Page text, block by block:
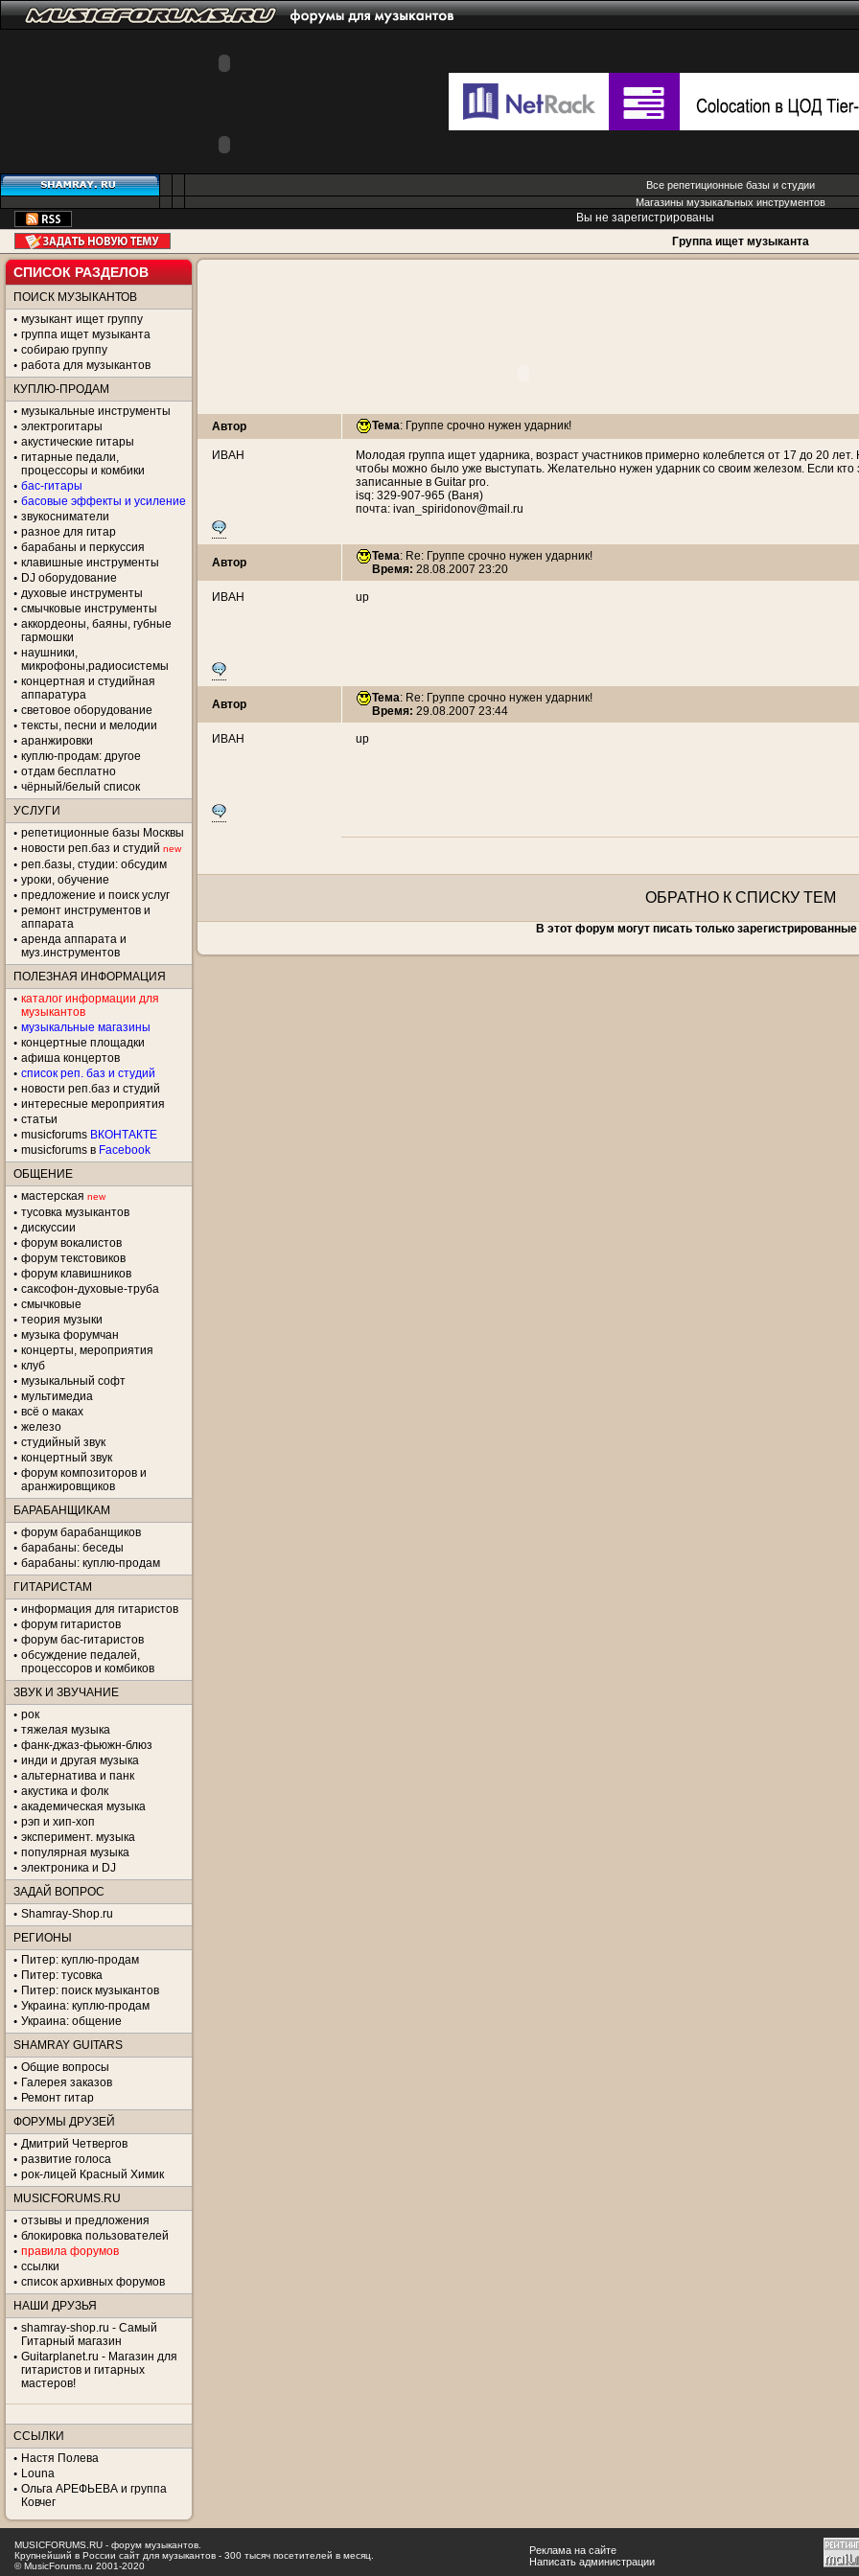
Все репетиционные базы и студии
Магазины музыкальных инструментов
Вы не зарегистрированы
Группа ищет музыканта
СПИСОК РАЗДЕЛОВ
ПОИСК МУЗЫКАНТОВ
музыкант ищет группу
группа ищет музыканта
собираю группу
работа для музыкантов
КУПЛЮ-ПРОДАМ
музыкальные инструменты
электрогитары
акустические гитары
гитарные педали,
процессоры и комбики
бас-гитары
басовые эффекты и усиление
звукосниматели
разное для гитар
барабаны и перкуссия
клавишные инструменты
DJ оборудование
духовые инструменты
смычковые инструменты
аккордеоны, баяны, губные
гармошки
наушники,
микрофоны,радиосистемы
концертная и студийная
аппаратура
световое оборудование
тексты, песни и мелодии
аранжировки
куплю-продам: другое
отдам бесплатно
чёрный/белый список
УСЛУГИ
репетиционные базы Москвы
новости реп.баз и студий new
реп.базы, студии: обсудим
уроки, обучение
предложение и поиск услуг
ремонт инструментов и
аппарата
аренда аппарата и
муз.инструментов
ПОЛЕЗНАЯ ИНФОРМАЦИЯ
каталог информации для
музыкантов
музыкальные магазины
концертные площадки
aфиша концертов
список реп. баз и студий
новости реп.баз и студий
интересные мероприятия
статьи
musicforums ВКОНТАКТЕ
musicforums в Facebook
ОБЩЕНИЕ
мастерская new
тусовка музыкантов
дискуссии
форум вокалистов
форум текстовиков
форум клавишников
саксофон-духовые-труба
смычковые
теория музыки
музыка форумчан
концерты, мероприятия
клуб
музыкальный софт
мультимедиа
всё о маках
железо
студийный звук
концертный звук
форум композиторов и
аранжировщиков
БАРАБАНЩИКАМ
форум барабанщиков
барабаны: беседы
барабаны: куплю-продам
ГИТАРИСТАМ
информация для гитаристов
форум гитаристов
форум бас-гитаристов
обсуждение педалей,
процессоров и комбиков
ЗВУК И ЗВУЧАНИЕ
рок
тяжелая музыка
фанк-джаз-фьюжн-блюз
инди и другая музыка
альтернатива и панк
акустика и фолк
академическая музыка
рэп и хип-хоп
эксперимент. музыка
популярная музыка
электроника и DJ
ЗАДАЙ ВОПРОС
Shamray-Shop.ru
РЕГИОНЫ
Питер: куплю-продам
Питер: тусовка
Питер: поиск музыкантов
Украина: куплю-продам
Украина: общение
SHAMRAY GUITARS
Общие вопросы
Галерея заказов
Ремонт гитар
ФОРУМЫ ДРУЗЕЙ
Дмитрий Четвергов
развитие голоса
рок-лицей Красный Химик
MUSICFORUMS.RU
отзывы и предложения
блокировка пользователей
правила форумов
ссылки
список архивных форумов
НАШИ ДРУЗЬЯ
shamray-shop.ru - Самый
Гитарный магазин
Guitarplanet.ru - Магазин для
гитаристов и гитарных
мастеров!
ССЫЛКИ
Настя Полева
Louna
Ольга АРЕФЬЕВА и группа
Ковчег
Автор Тема: Группе срочно нужен ударник!
ИВАН
Молодая группа ищет ударника, возраст участников примерно колеблется от 17 до 20
чтобы можно было уже выступать. Желательно нужен ударник со своим железом. Если
записанные в Guitar pro.
isq: 329-907-965 (Ваня)
почта: ivan_spiridonov@mail.ru
Автор Тема: Re: Группе срочно нужен ударник!
Время: 28.08.2007 23:20
ИВАН up
Автор Тема: Re: Группе срочно нужен ударник!
Время: 29.08.2007 23:44
ИВАН up
ОБРАТНО К СПИСКУ ТЕМ
В этот форум могут писать только
MUSICFORUMS.RU - форум музыкантов.
Крупнейший в России сайт для музыкантов - 300 тысяч посетителей в месяц.
© MusicForums.ru 2001-2020
Реклама на сайте
Написать администрации